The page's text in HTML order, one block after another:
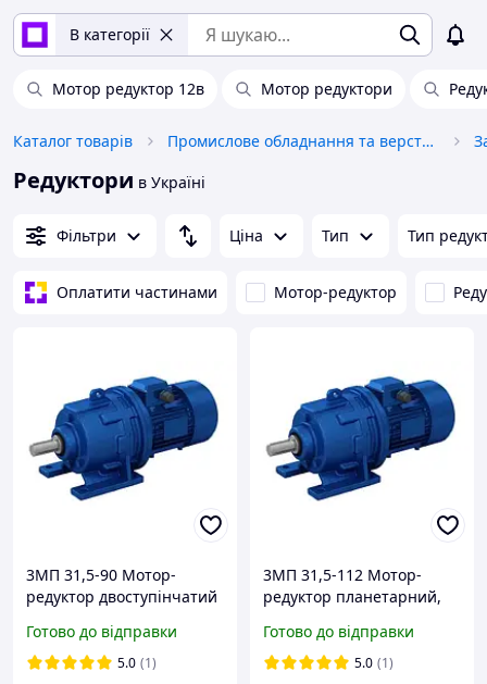
В категорії
Мотор редуктор 12в Мотор редуктори
Каталог товарів Промислове обладнання та верстати
Редуктори в Україні
Фільтри Ціна Тип Тип
Оплатити частинами Мотор-редуктор
3МП 31,5-90 Мотор-
редуктор двоступінчатий
4МП 31,5-90 планетарний
Готово до відправки
5.0 (1)
3МП 31,5-112 Мотор-
редуктор планетарний,
одноступінчатий 4МП
31,5-112 планетарний
Готово до відправки
5.0 (1)